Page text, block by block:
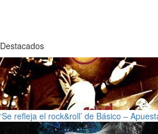
Destacados
‘Se refleja el rock&roll’ de Básico –